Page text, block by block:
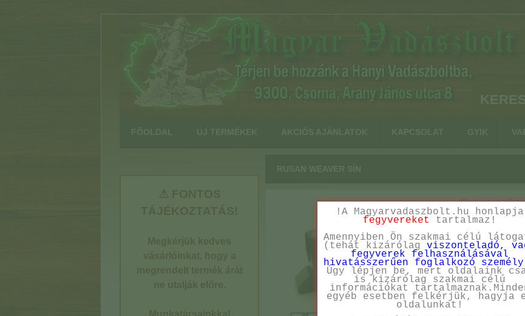
Rusan
!A Magyarvadaszbolt.hu honlapja
fegyvereket
tartalmaz!
Amennyiben Ön szakmai célú
(tehát kizárólag viszonteladó,
fegyverek felhasználásával
hivatásszerűen foglalkozó személy
Úgy lépjen be, mert oldalaink
is kizárólag szakmai célú
információkat
egyéb esetben felkérjük, hagyja
oldalunkat!